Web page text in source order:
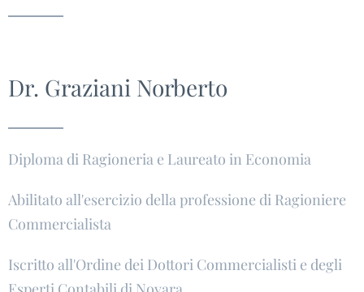
Dr. Graziani Norberto
Diploma di Ragioneria e Laureato in Economia
Abilitato all'esercizio della professione di Ragioniere
Commercialista
Iscritto all'Ordine dei Dottori Commercialisti e degli